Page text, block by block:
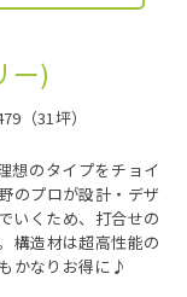
ー)
（31坪）
想のタイプをチョイ
のプロが設計・デザ
いくため、打合せの
構造材は超高性能の
かなりお得に♪